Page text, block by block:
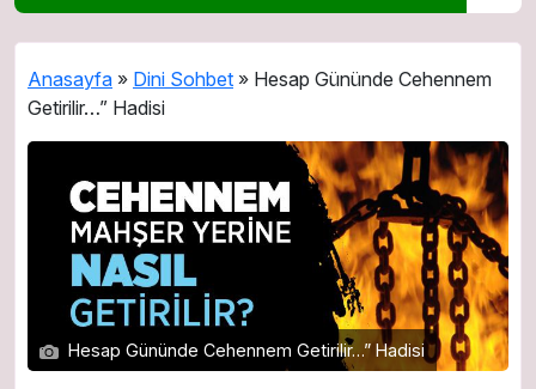
Anasayfa » Dini Sohbet » Hesap Gününde Cehennem
Getirilir…” Hadisi
Hesap Gününde Cehennem Getirilir…” Hadisi